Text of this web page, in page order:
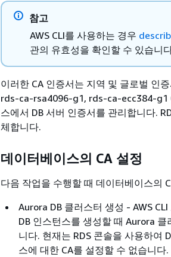
참고
AWS CLI를 사용하는 경우
관의 유효성을 확인할 수 있습니
이러한 CA 인증서는 지역 및 글로벌 인
rds-ca-rsa4096-g1, rds-ca-ecc384-g1
스에서 DB 서버 인증서를 관리합니다.
체합니다.
데이터베이스의 CA 설정
다음 작업을 수행할 때 데이터베이스의
Aurora DB 클러스터 생성 - AWS
DB 인스턴스를 생성할 때 Aurora
니다. 현재는 RDS 콘솔을 사용하여
스에 대한 CA를 설정할 수 없습니다